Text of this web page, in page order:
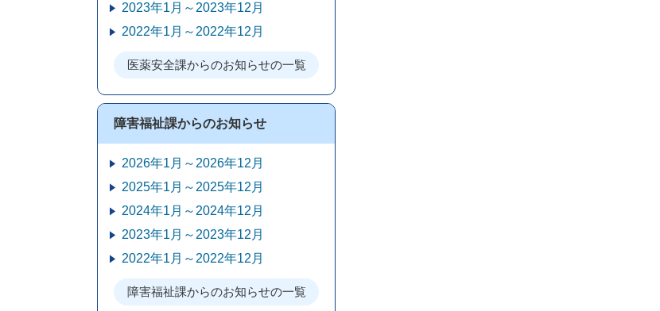
2023年1月～2023年12月
2022年1月～2022年12月
医薬安全課からのお知らせの一覧
障害福祉課からのお知らせ
2026年1月～2026年12月
2025年1月～2025年12月
2024年1月～2024年12月
2023年1月～2023年12月
2022年1月～2022年12月
障害福祉課からのお知らせの一覧